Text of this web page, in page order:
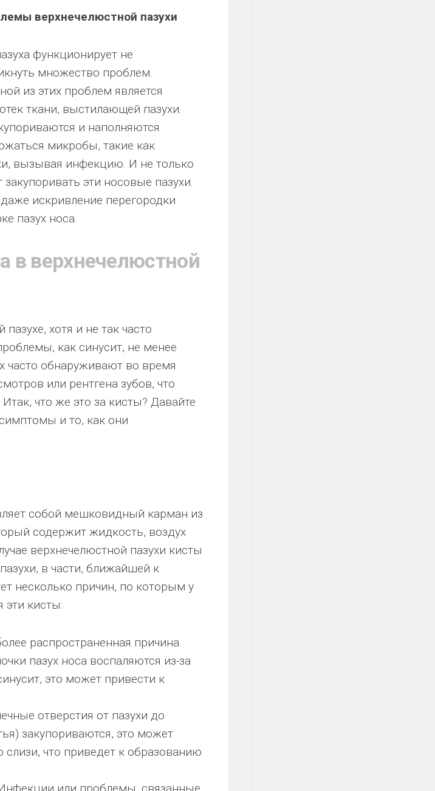
верхнечелюстной пазухи
функционирует не
множество проблем.
из этих проблем является
ткани, выстилающей пазухи.
и наполняются
микробы, такие как
вызывая инфекцию. И не только
эти носовые пазухи.
искривление перегородки
пазух носа.
в верхнечелюстной
хотя и не так часто
как синусит, не менее
обнаруживают во время
или рентгена зубов, что
что же это за кисты? Давайте
и то, как они
собой мешковидный карман из
содержит жидкость, воздух
верхнечелюстной пазухи кисты
в части, ближайшей к
несколько причин, по которым у
эти кисты:
распространенная причина.
пазух носа воспаляются из-за
это может привести к
отверстия от пазухи до
закупориваются, это может
слизи, что приведет к образованию